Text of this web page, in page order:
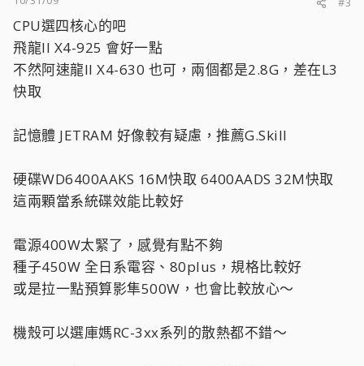
CPU選四核心的吧
飛龍II X4-925 會好一點
不然阿速龍II X4-630 也可，兩個都是2.8G，差在L3
快取
記憶體 JETRAM 好像較有疑慮，推薦G.Skill
硬碟WD6400AAKS 16M快取 6400AADS 32M快取
這兩顆當系統碟效能比較好
電源400W太緊了，感覺有點不夠
種子450W 全日系電容、80plus，規格比較好
或是拉一點預算影隼500W，也會比較放心～
機殼可以選庫媽RC-3xx系列的散熱都不錯～